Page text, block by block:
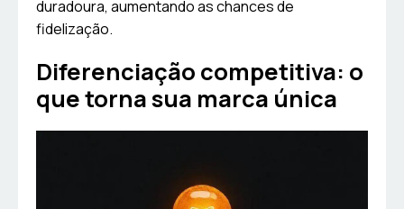
duradoura, aumentando as chances de
fidelização.
Diferenciação competitiva: o
que torna sua marca única